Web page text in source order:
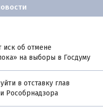
об отмене
на выборы в Госдуму
в отставку глав
Рособрнадзора